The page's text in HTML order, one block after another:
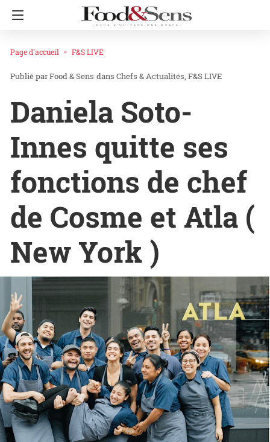
Page d'accueil F&S LIVE
Food & Sens dans Chefs & Actualités F&S LIVE
Daniela Soto-
Innes quitte ses
fonctions de chef
de Cosme et Atla (
New York )